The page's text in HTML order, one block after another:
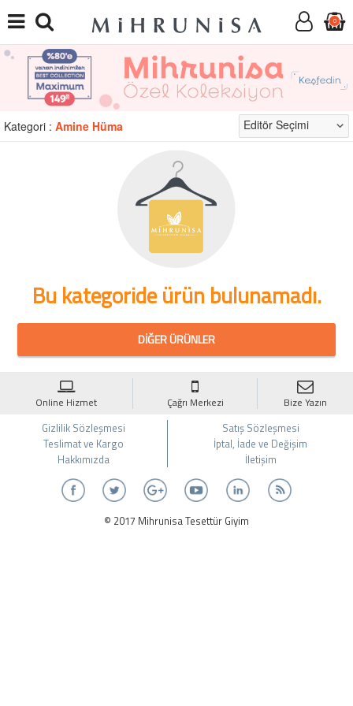
0
Kategori : Amine Hüma
Bu kategoride ürün bulunamadı.
DIĞER ÜRÜNLER
Online Hizmet Çağrı Merkezi Bize Yazın
Gizlilik Sözleşmesi
Satış Sözleşmesi
Teslimat ve Kargo
İptal, İade ve Değişim
Hakkımızda
İletişim
© 2017 Mihrunisa Tesettür Giyim